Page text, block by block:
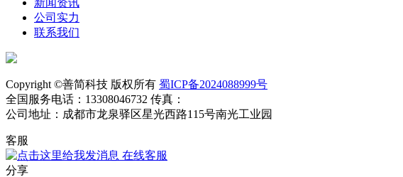
新闻资讯
公司实力
联系我们
Copyright ©善简科技 版权所有 蜀ICP备2024088999号
全国服务电话：13308046732 传真：
公司地址：成都市龙泉驿区星光西路115号南光工业园
客服
在线客服
分享